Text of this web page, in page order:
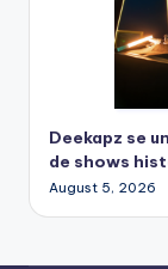
Deekapz se
de shows
August 5, 2026